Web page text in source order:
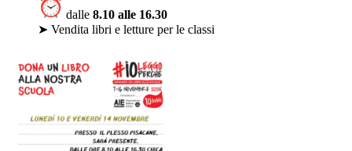
dalle 8.10 alle 16.30
➤ Vendita libri e letture per le classi